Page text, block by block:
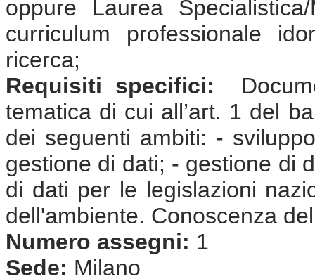
oppure Laurea
curriculum professionale
ricerca;
Requisiti specifici:
tematica di cui all’art. 1 del
dei seguenti ambiti: -
gestione di dati; - gestione di
di dati per le legislazioni
dell'ambiente. Conoscenza
Numero assegni: 1
Sede: Milano